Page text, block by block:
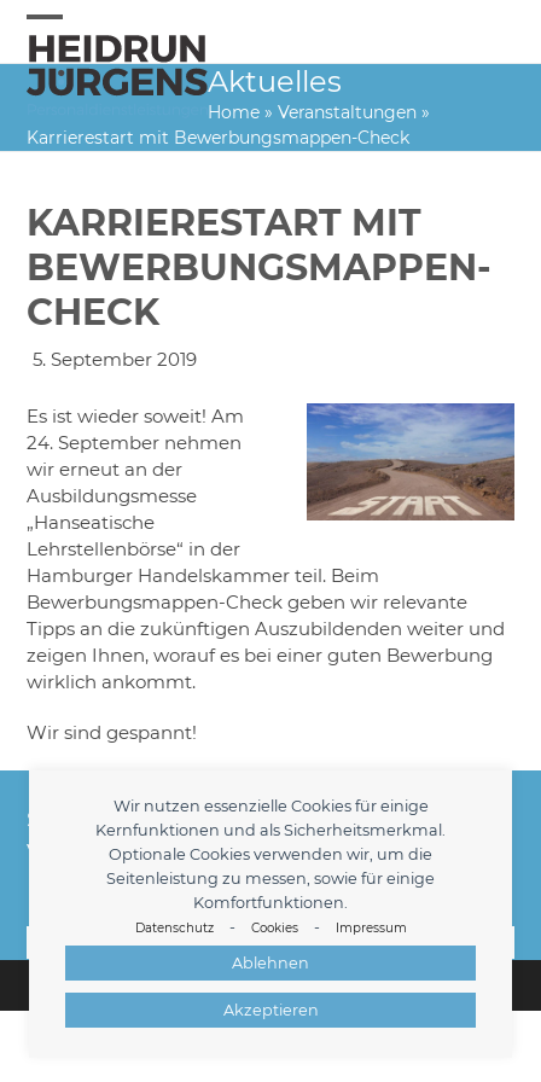
Skip
content
Wir nutzen essenzielle Cookies für einige
Kernfunktionen und als Sicherheitsmerkmal.
Optionale Cookies verwenden wir, um die
Seitenleistung zu messen, sowie für einige
Komfortfunktionen.
Datenschutz - Cookies - Impressum
Akzeptieren
Ablehnen
Open
mobile
menu
Close
mobile
menu
Aktuelles
Home »Veranstaltungen »
Karrierestart mit Bewerbungsmappen-Check
KARRIERESTART MIT
BEWERBUNGSMAPPEN-
CHECK
5. September 2019
Es ist wieder soweit! Am
24. September nehmen
wir erneut an der
Ausbildungsmesse
„Hanseatische
Lehrstellenbörse“ in der
Hamburger Handelskammer teil. Beim
Bewerbungsmappen-Check geben wir relevante
Tipps an die zukünftigen Auszubildenden weiter und
zeigen Ihnen, worauf es bei einer guten Bewerbung
wirklich ankommt.
Wir sind gespannt!
Seit 1998 Ihr kompetenter Partner für die
Vermittlung kaufmännischer Fach- und
Führungskräfte am Hamburger Markt.
Kontakt
Heidrun JürgensPersonaldienstleistungen
ImpressumDatenschutzKontaktCookies